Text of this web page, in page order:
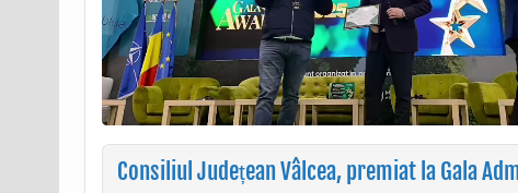
Consiliul Județean Vâlcea, premiat la Gala